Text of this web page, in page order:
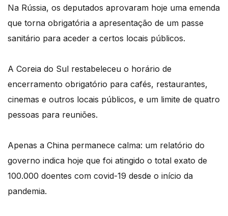
Na Rússia, os deputados aprovaram hoje uma emenda
que torna obrigatória a apresentação de um passe
sanitário para aceder a certos locais públicos.
A Coreia do Sul restabeleceu o horário de
encerramento obrigatório para cafés, restaurantes,
cinemas e outros locais públicos, e um limite de quatro
pessoas para reuniões.
Apenas a China permanece calma: um relatório do
governo indica hoje que foi atingido o total exato de
100.000 doentes com covid-19 desde o início da
pandemia.